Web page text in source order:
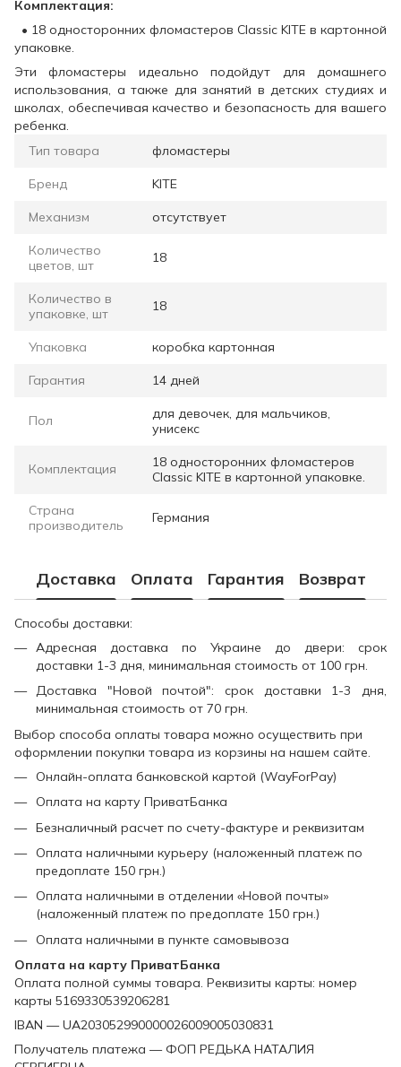
Комплектация:
• 18 односторонних фломастеров Classic KITE в картонной
упаковке.
Эти фломастеры идеально подойдут для домашнего
использования, а также для занятий в детских студиях и
школах, обеспечивая качество и безопасность для вашего
ребенка.
Тип товара
фломастеры
Бренд KITE
Механизм отсутствует
Количество
цветов, шт
18
Количество в
упаковке, шт
18
Упаковка коробка картонная
Гарантия 14 дней
Пол
для девочек, для мальчиков,
унисекс
Комплектация
18 односторонних фломастеров
Classic KITE в картонной упаковке.
Страна
производитель
Германия
Доставка Оплата Гарантия Возврат
Способы доставки:
Адресная доставка по Украине до двери: срок
доставки 1-3 дня, минимальная стоимость от 100 грн.
Доставка "Новой почтой": срок доставки 1-3 дня,
минимальная стоимость от 70 грн.
Выбор способа оплаты товара можно осуществить при
оформлении покупки товара из корзины на нашем сайте.
Онлайн-оплата банковской картой (WayForPay)
Оплата на карту ПриватБанка
Безналичный расчет по счету-фактуре и реквизитам
Оплата наличными курьеру (наложенный платеж по
предоплате 150 грн.)
Оплата наличными в отделении «Новой почты»
(наложенный платеж по предоплате 150 грн.)
Оплата наличными в пункте самовывоза
Оплата на карту ПриватБанка
Оплата полной суммы товара. Реквизиты карты: номер
карты 5169330539206281
IBAN — UA203052990000026009005030831
Получатель платежа — ФОП РЕДЬКА НАТАЛИЯ